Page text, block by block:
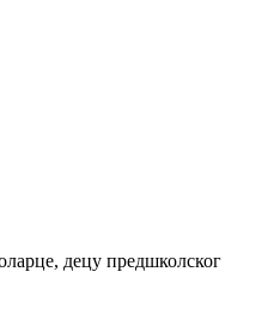
децу предшколског